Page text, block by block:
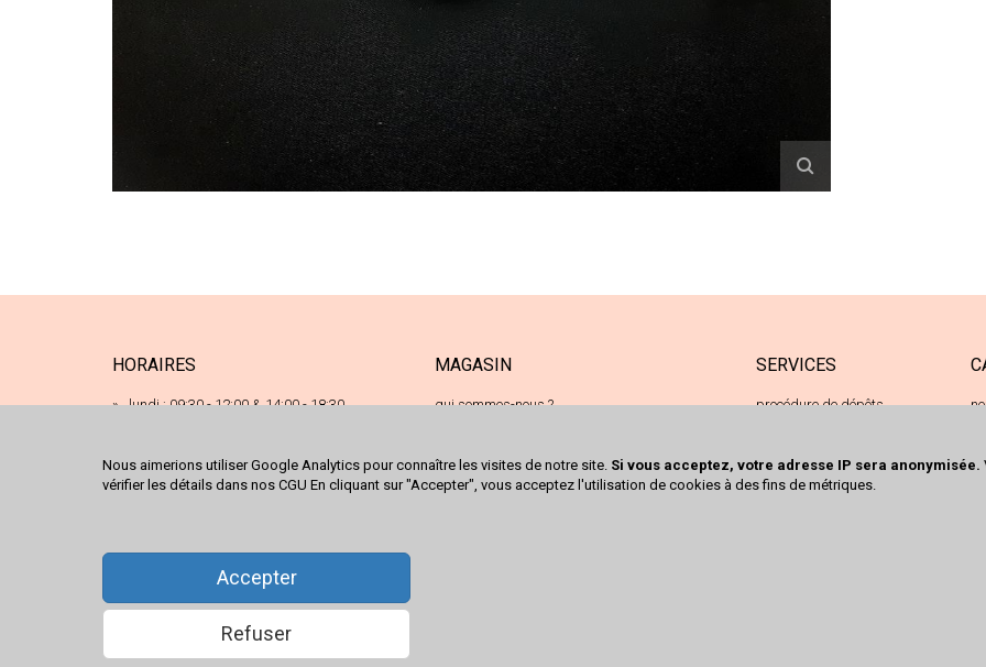
Nous aimerions utiliser Google Analytics pour connaître les visites de notre site. Si vous acceptez, votre adresse IP sera anonymisée.
vérifier les détails dans nos CGU En cliquant sur "Accepter", vous acceptez l'utilisation de cookies à des fins de métriques.
Accepter
Refuser
HORAIRES
lundi : 09:30 - 12:00 & 14:00 - 18:30
mercredi : 09:30 - 12:00 & 14:00 - 18:30
jeudi : 09:30 - 12:00 & 14:00 - 18:30
samedi : 09:30 - 18:00
MAGASIN
qui sommes-nous ?
03 89 50 80 08
contact@trocrichwiller.fr
SERVICES
procédure de dépôts